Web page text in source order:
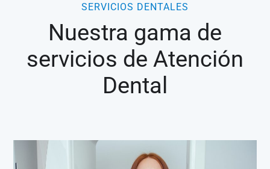
SERVICIOS DENTALES
Nuestra gama de
servicios de Atención
Dental